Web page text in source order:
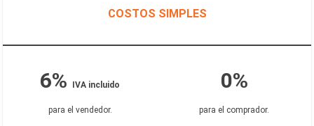
COSTOS SIMPLES
6% IVA incluido 0%
para el vendedor. para el comprador.